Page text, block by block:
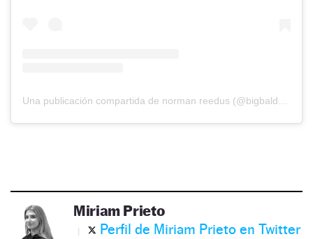
Miriam Prieto
Perfil de Miriam Prieto en Twitter